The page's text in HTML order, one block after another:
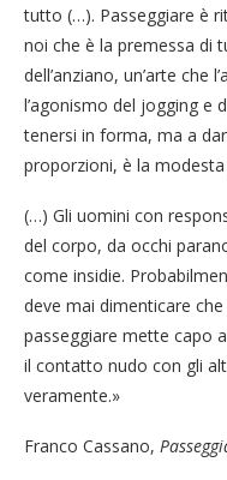
tutto (…). Passeggiare è
noi che è la premessa di
dell’anziano, un’arte che
l’agonismo del jogging e
tenersi in forma, ma a
proporzioni, è la
(…) Gli uomini con
del corpo, da occhi
come insidie.
deve mai dimenticare
passeggiare mette capo
il contatto nudo con gli
veramente.»
Franco Cassano,